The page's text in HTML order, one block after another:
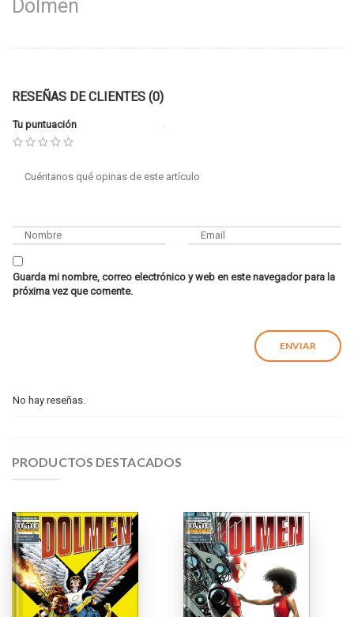
Dolmen
RESEÑAS DE CLIENTES (0)
Tu puntuación
Guarda mi nombre, correo electrónico y web en este navegador para la
próxima vez que comente.
No hay reseñas.
PRODUCTOS DESTACADOS